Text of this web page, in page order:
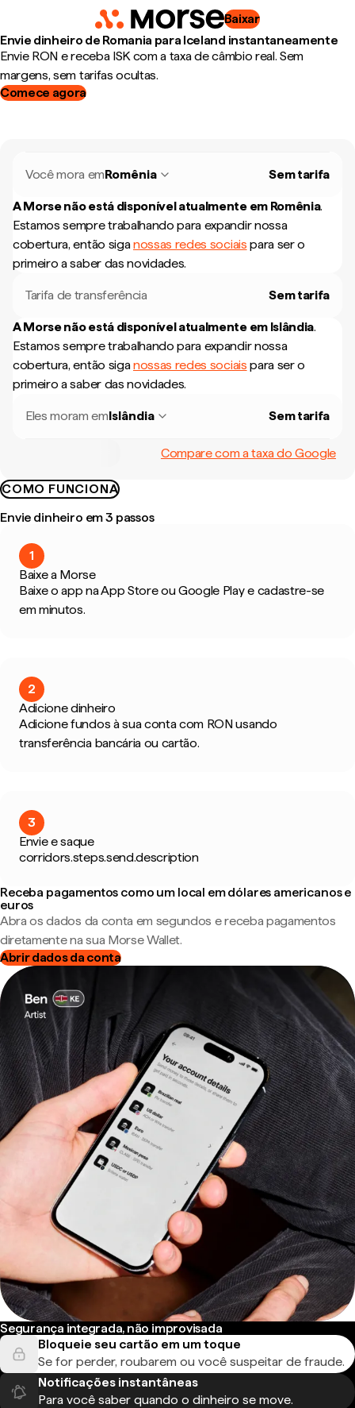
Baixar
Envie dinheiro de Romania para Iceland instantaneamente
Envie RON e receba ISK com a taxa de câmbio real. Sem
margens, sem tarifas ocultas.
Comece agora
Você mora emRomênia Sem tarifa
A Morse não está disponível atualmente em Romênia.
Estamos sempre trabalhando para expandir nossa
cobertura, então siganossas redes sociais para ser o
primeiro a saber das novidades.
Tarifa de transferência Sem tarifa
A Morse não está disponível atualmente em Islândia.
Estamos sempre trabalhando para expandir nossa
cobertura, então siganossas redes sociais para ser o
primeiro a saber das novidades.
Eles moram emIslândia Sem tarifa
Compare com a taxa do Google
COMO FUNCIONA
Envie dinheiro em 3 passos
1
Baixe a Morse
Baixe o app na App Store ou Google Play e cadastre-se
em minutos.
2
Adicione dinheiro
Adicione fundos à sua conta com RON usando
transferência bancária ou cartão.
3
Envie e saque
corridors.steps.send.description
Receba pagamentos como um local em dólares americanos e
euros
Abra os dados da conta em segundos e receba pagamentos
diretamente na sua Morse Wallet.
Abrir dados da conta
Segurança integrada, não improvisada
Bloqueie seu cartão em um toque
Se for perder, roubarem ou você suspeitar de fraude.
Notificações instantâneas
Para você saber quando o dinheiro se move.